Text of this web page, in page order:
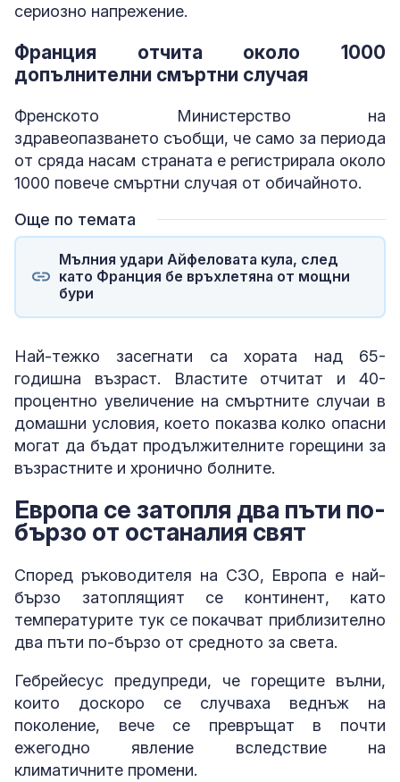
сериозно напрежение.
Франция отчита около 1000
допълнителни смъртни случая
Френското Министерство на
здравеопазването съобщи, че само за периода
от сряда насам страната е регистрирала около
1000 повече смъртни случая от обичайното.
Още по темата
Мълния удари Айфеловата кула, след
като Франция бе връхлетяна от мощни
бури
Най-тежко засегнати са хората над 65-
годишна възраст. Властите отчитат и 40-
процентно увеличение на смъртните случаи в
домашни условия, което показва колко опасни
могат да бъдат продължителните горещини за
възрастните и хронично болните.
Европа се затопля два пъти по-
бързо от останалия свят
Според ръководителя на СЗО, Европа е най-
бързо затоплящият се континент, като
температурите тук се покачват приблизително
два пъти по-бързо от средното за света.
Гебрейесус предупреди, че горещите вълни,
които доскоро се случваха веднъж на
поколение, вече се превръщат в почти
ежегодно явление вследствие на
климатичните промени.